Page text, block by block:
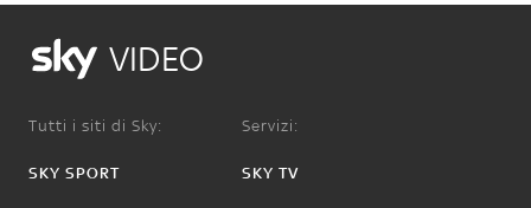
VIDEO
Tutti i siti di Sky:
SKY SPORT
Servizi:
SKY TV